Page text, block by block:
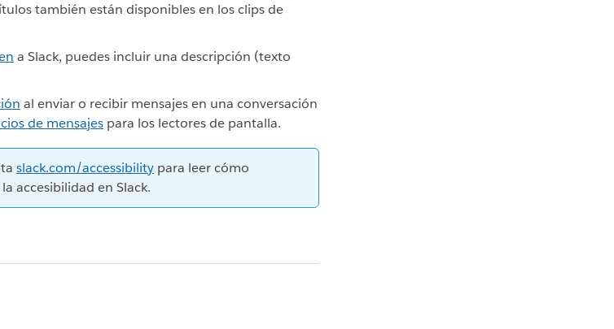
también están disponibles en los clips de
a Slack, puedes incluir una descripción (texto
al enviar o recibir mensajes en una conversación
de mensajes para los lectores de pantalla.
slack.com/accessibility para leer cómo
accesibilidad en Slack.